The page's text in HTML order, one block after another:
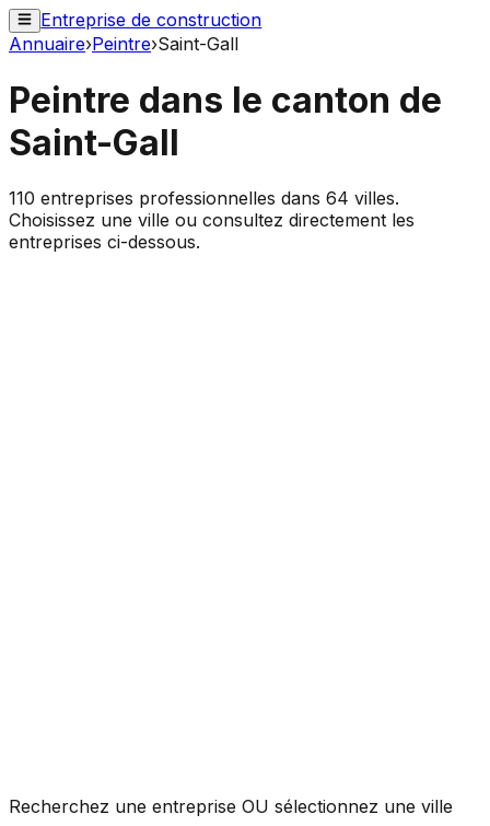
Entreprise de construction
Annuaire›Peintre›Saint-Gall
Peintre dans le canton de
Saint-Gall
110 entreprises professionnelles dans 64 villes.
Choisissez une ville ou consultez directement les
entreprises ci-dessous.
Recherchez une entreprise OU sélectionnez une ville